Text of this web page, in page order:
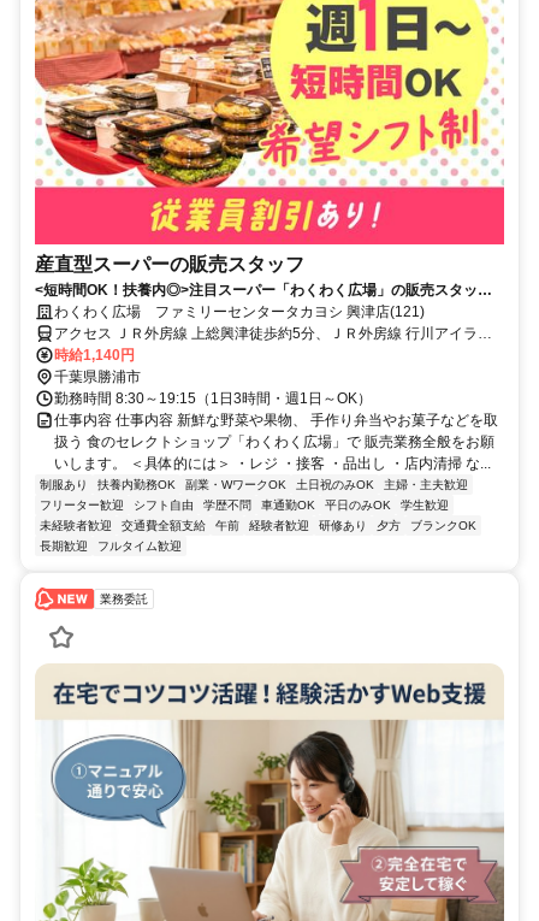
産直型スーパーの販売スタッフ
<短時間OK！扶養内◎>注目スーパー「わくわく広場」の販売スタッ
フ！未経験歓迎！ブランクOK/主婦（主夫）活躍中
わくわく広場 ファミリーセンタータカヨシ 興津店(121)
アクセス ＪＲ外房線 上総興津徒歩約5分、ＪＲ外房線 行川アイラン
ド徒歩約40分、ＪＲ外房線 鵜原徒歩約42分
時給1,140円
千葉県勝浦市
勤務時間 8:30～19:15（1日3時間・週1日～OK）
仕事内容 仕事内容 新鮮な野菜や果物、 手作り弁当やお菓子などを取
扱う 食のセレクトショップ「わくわく広場」で 販売業務全般をお願
いします。 ＜具体的には＞ ・レジ ・接客 ・品出し ・店内清掃 な...
制服あり 扶養内勤務OK 副業・WワークOK 土日祝のみOK
主婦・主夫歓迎
フリーター歓迎
シフト自由 学歴不問 車通勤OK 平日のみOK
学生歓迎
未経験者歓迎
交通費全額支給 午前 経験者歓迎 研修あり 夕方
ブランクOK
長期歓迎
フルタイム歓迎
業務委託